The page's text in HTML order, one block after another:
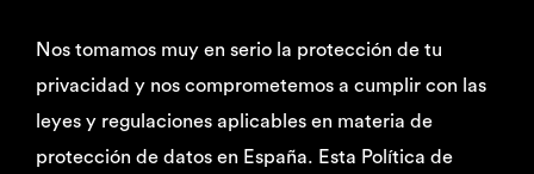
Nos tomamos muy en serio la protección de tu
privacidad y nos comprometemos a cumplir con las
leyes y regulaciones aplicables en materia de
protección de datos en España. Esta Política de